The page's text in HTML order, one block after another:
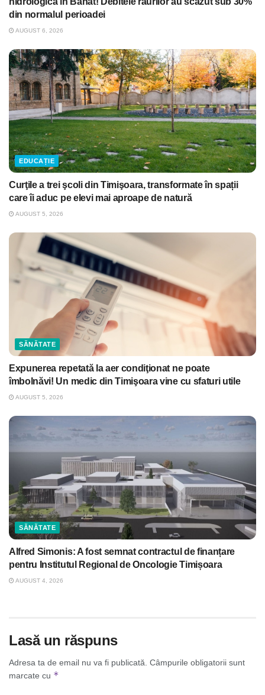
din normalul perioadei
AUGUST 6, 2026
EDUCAȚIE
Curţile a trei şcoli din Timişoara, transformate în spații
care îi aduc pe elevi mai aproape de natură
AUGUST 5, 2026
SĂNĂTATE
Expunerea repetată la aer condiţionat ne poate
îmbolnăvi! Un medic din Timişoara vine cu sfaturi utile
AUGUST 5, 2026
SĂNĂTATE
Alfred Simonis: A fost semnat contractul de finanțare
pentru Institutul Regional de Oncologie Timișoara
AUGUST 4, 2026
Lasă un răspuns
Adresa ta de email nu va fi publicată. Câmpurile obligatorii sunt
marcate cu *